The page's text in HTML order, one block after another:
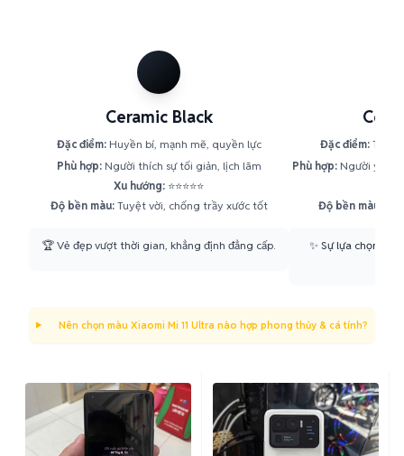
Ceramic Black
Đặc điểm:Huyền bí, mạnh mẽ, quyền lực
Phù hợp:Người thích sự tối giản, lịch lãm
Xu hướng: ⭐⭐⭐⭐⭐
Độ bền màu:Tuyệt vời, chống trầy xước tốt
🏆 Vẻ đẹp vượt thời gian, khẳng định đẳng cấp.
Đặc điểm:Tinh
Phù hợp: Người yêu
Độ bền màu:
✨ Sự lựa chọn
Nên chọn màu Xiaomi Mi 11 Ultra nào hợp phong thủy & cá tính?